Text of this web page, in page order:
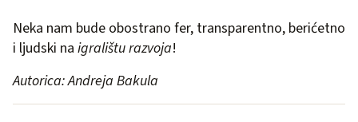
Neka nam bude obostrano fer, transparentno, berićetno
i ljudski na igralištu razvoja!
Autorica: Andreja Bakula